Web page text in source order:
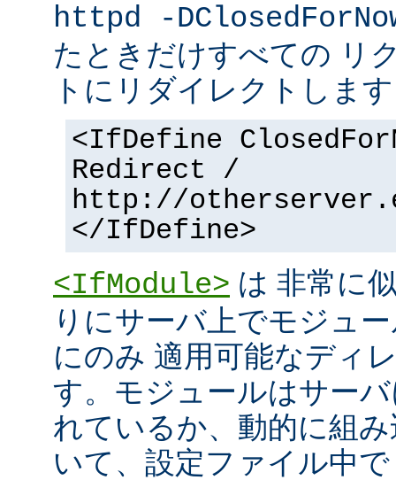
httpd -
たときだけすべての リ
トにリダイレクトしま
<IfDefine
Redirect /
http://
</IfDefine>
<IfModule> は 非常に
りにサーバ上でモジュ
にのみ 適用可能なディ
す。モジュールはサー
れているか、動的に組
いて、設定ファイル中